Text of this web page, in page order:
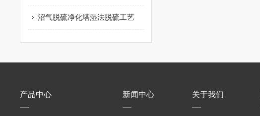
沼气脱硫净化塔湿法脱硫工艺
产品中心 新闻中心 关于我们